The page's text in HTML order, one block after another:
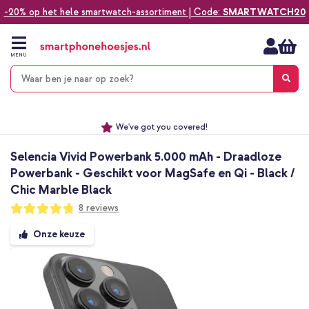
-20% op het hele smartwatch-assortiment | Code: SMARTWATCH20
naar
inhoud
MENU
Alles voor jouw telefoon, tablet, smartwatch of laptop
We've got you covered!
Selencia Vivid Powerbank 5.000 mAh - Draadloze
Powerbank - Geschikt voor MagSafe en Qi - Black /
Chic Marble Black
Waardering:
95
100
8 reviews
naar
Onze keuze